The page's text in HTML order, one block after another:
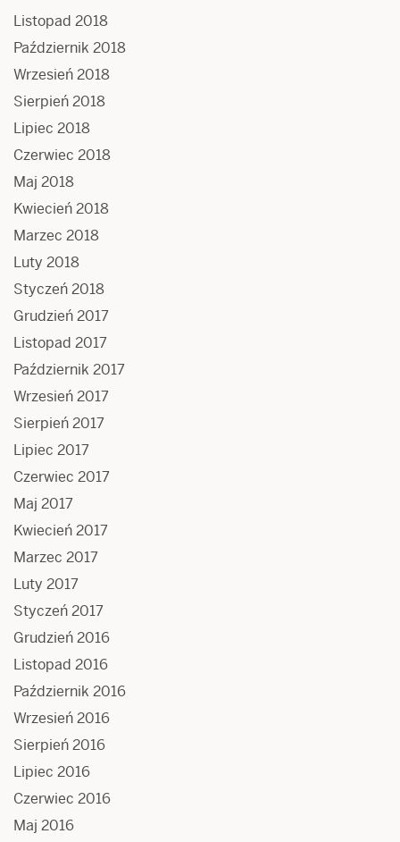
Listopad 2018
Październik 2018
Wrzesień 2018
Sierpień 2018
Lipiec 2018
Czerwiec 2018
Maj 2018
Kwiecień 2018
Marzec 2018
Luty 2018
Styczeń 2018
Grudzień 2017
Listopad 2017
Październik 2017
Wrzesień 2017
Sierpień 2017
Lipiec 2017
Czerwiec 2017
Maj 2017
Kwiecień 2017
Marzec 2017
Luty 2017
Styczeń 2017
Grudzień 2016
Listopad 2016
Październik 2016
Wrzesień 2016
Sierpień 2016
Lipiec 2016
Czerwiec 2016
Maj 2016